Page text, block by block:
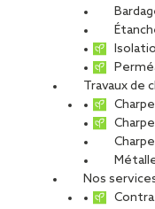
Travaux de
Nos